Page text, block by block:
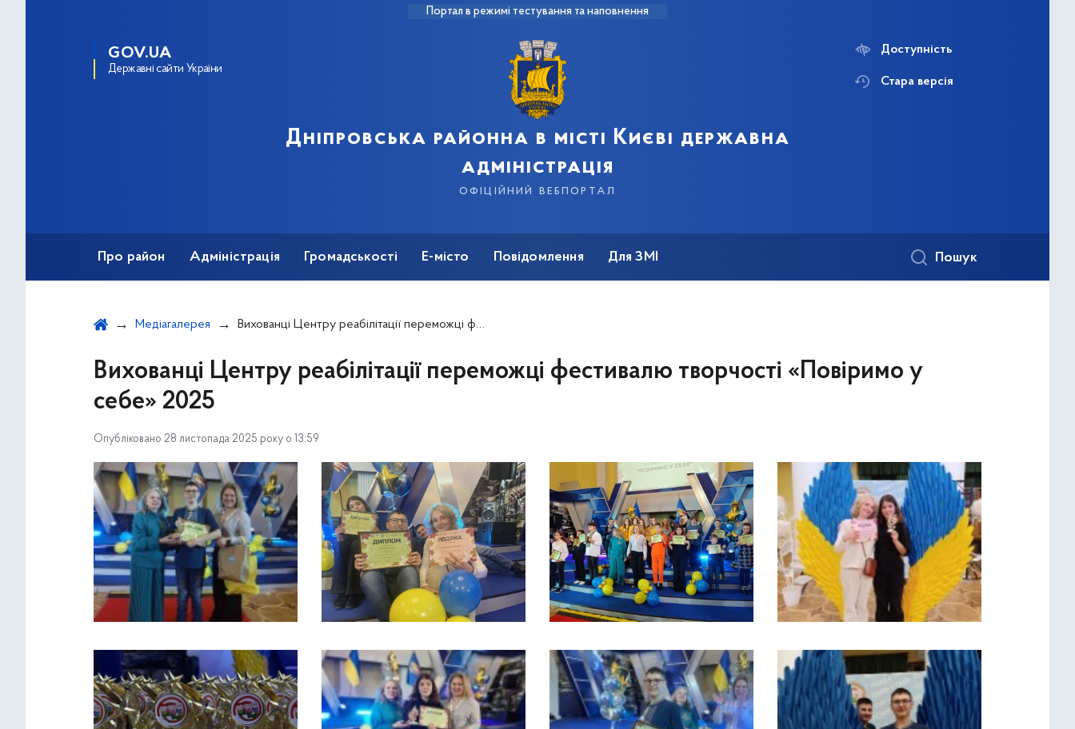
Портал в режимі тестування та наповнення
GOV.UA
Державні сайти України
Дніпровська районна в місті Києві державна
адміністрація
офіційний вебпортал
Доступність
Стара версія
Про район Адміністрація Громадськості Е-місто Повідомлення Для ЗМІ Пошук
Медіагалерея Вихованці Центру реабілітації переможці фестивалю творчості «Повіримо у себе» 2025
Вихованці Центру реабілітації переможці фестивалю творчості «Повіримо у
себе» 2025
Опубліковано 28 листопада 2025 року о 13:59